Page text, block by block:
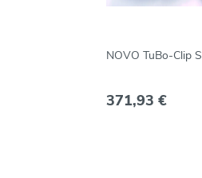
NOVO TuBo-Clip S
371,93 €